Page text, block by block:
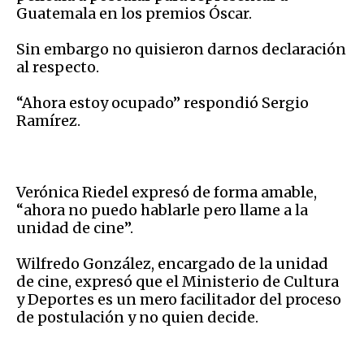
Guatemala en los premios Óscar.
Sin embargo no quisieron darnos declaración
al respecto.
“Ahora estoy ocupado” respondió Sergio
Ramírez.
Verónica Riedel expresó de forma amable,
“ahora no puedo hablarle pero llame a la
unidad de cine”.
Wilfredo González, encargado de la unidad
de cine, expresó que el Ministerio de Cultura
y Deportes es un mero facilitador del proceso
de postulación y no quien decide.